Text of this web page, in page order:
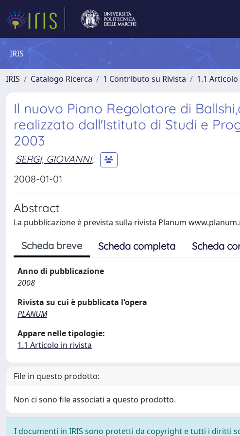
IRIS
IRIS Catalogo Ricerca 1 Contributo su Rivista 1.1
Il nuovo Piano Regolatore di
realizzato dall'Istituto di Studi e
2003
SERGI, GIOVANNI;
2008-01-01
Abstract
La pubblicazione è prevista sulla rivista Planum
Scheda breve Scheda completa Scheda
Anno di pubblicazione
2008
Rivista su cui è pubblicata l'opera
PLANUM
Appare nelle tipologie:
1.1 Articolo in rivista
File in questo prodotto:
Non ci sono file associati a questo prodotto.
I documenti in IRIS sono protetti da copyright e tutti i diritti